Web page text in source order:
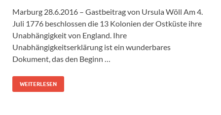
Marburg 28.6.2016 – Gastbeitrag von Ursula Wöll Am 4.
Juli 1776 beschlossen die 13 Kolonien der Ostküste ihre
Unabhängigkeit von England. Ihre
Unabhängigkeitserklärung ist ein wunderbares
Dokument, das den Beginn …
WEITERLESEN